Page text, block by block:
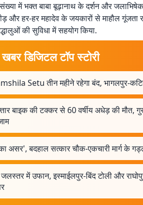
में भक्त बाबा बूढ़ानाथ के दर्शन और
और हर-हर महादेव के जयकारों से माहौल गूंजता
की सुविधा में सहयोग किया.
डिजिटल टॉप स्टोरी
Setu तीन महीने रहेगा बंद, भागलपुर-
बाइक की टक्कर से 60 वर्षीय अधेड़ की मौत,
असर', बदहाल सत्कार चौक-एकचारी मार्ग के
में उफान, इस्माईलपुर-बिंद टोली और